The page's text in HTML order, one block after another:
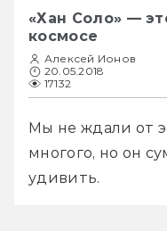
«Хан Соло» —
космосе
Алексей Ионов
20.05.2018
17132
Мы не ждали от
многого, но он
удивить.